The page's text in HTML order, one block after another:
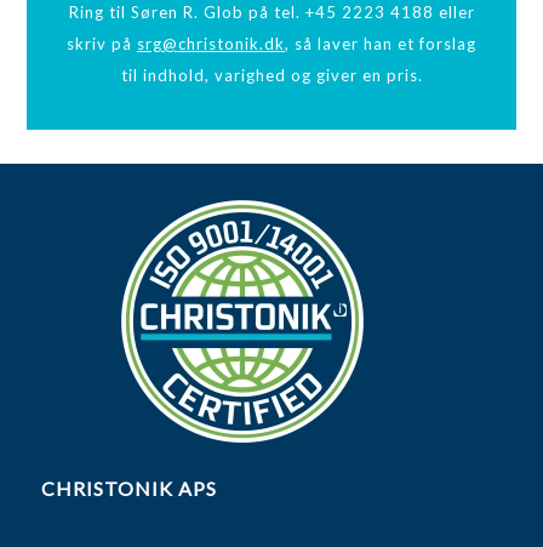
Ring til Søren R. Glob på tel. +45 2223 4188 eller
skriv på srg@christonik.dk, så laver han et forslag
til indhold, varighed og giver en pris.
CHRISTONIK APS